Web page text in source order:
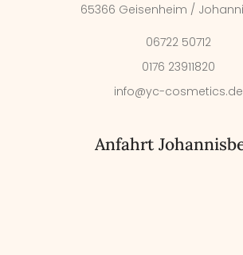
65366 Geisenheim /
06722 50712
0176 23911820
info@yc-cosmetics.de
Anfahrt